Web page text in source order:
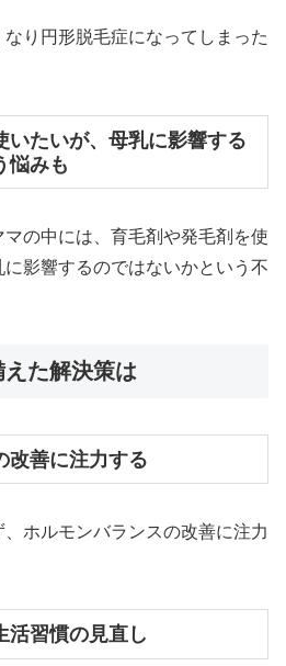
り円形脱毛症になってしまった
いたいが、母乳に影響する
悩みも
の中には、育毛剤や発毛剤を使
影響するのではないかという不
た解決策は
改善に注力する
ホルモンバランスの改善に注力
活習慣の見直し